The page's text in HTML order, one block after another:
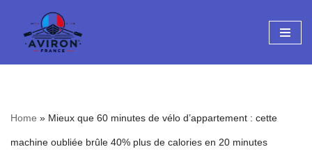
Aller
au
Home » Mieux que 60 minutes de vélo d’appartement : cette
machine oubliée brûle 40% plus de calories en 20 minutes